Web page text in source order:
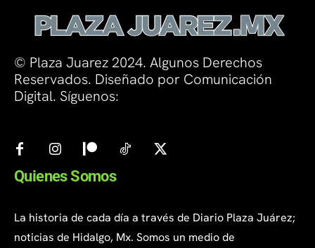
© Plaza Juarez 2024. Algunos Derechos
Reservados. Diseñado por Comunicación
Digital. Síguenos:
Quienes Somos
La historia de cada día a través de Diario Plaza Juárez;
noticias de Hidalgo, Mx. Somos un medio de